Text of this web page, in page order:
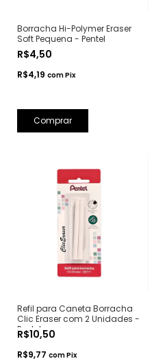
Borracha Hi-Polymer Eraser
Soft Pequena - Pentel
R$4,50
R$4,19 comPix
Refil para Caneta Borracha
Clic Eraser com 2 Unidades -
Pentel
R$10,50
R$9,77 comPix